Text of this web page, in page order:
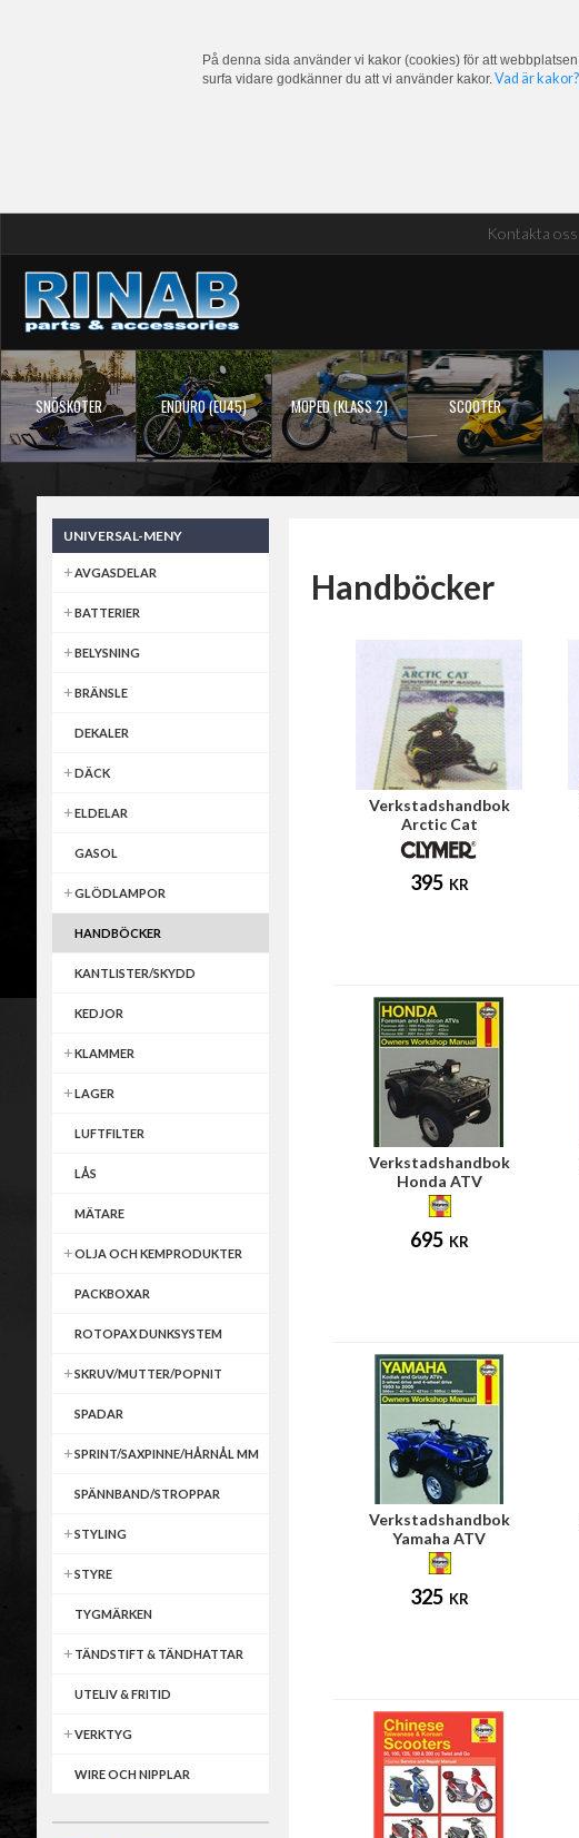
På denna sida använder vi kakor (cookies) för att
surfa vidare godkänner du att vi använder kakor.Vad är kakor?
Kontakta oss
SNÖSKOTER ENDURO (EU45) MOPED (KLASS 2) SCOOTER
UNIVERSAL-MENY
AVGASDELAR
BATTERIER
BELYSNING
BRÄNSLE
DEKALER
DÄCK
ELDELAR
GASOL
GLÖDLAMPOR
HANDBÖCKER
KANTLISTER/SKYDD
KEDJOR
KLAMMER
LAGER
LUFTFILTER
LÅS
MÄTARE
OLJA OCH KEMPRODUKTER
PACKBOXAR
ROTOPAX DUNKSYSTEM
SKRUV/MUTTER/POPNIT
SPADAR
SPRINT/SAXPINNE/HÅRNÅL MM
SPÄNNBAND/STROPPAR
STYLING
STYRE
TYGMÄRKEN
TÄNDSTIFT & TÄNDHATTAR
UTELIV & FRITID
VERKTYG
WIRE OCH NIPPLAR
Handböcker
Verkstadshandbok
Arctic Cat
395 KR
Verkstadshandbok
Honda ATV
695 KR
Verkstadshandbok
Yamaha ATV
325 KR